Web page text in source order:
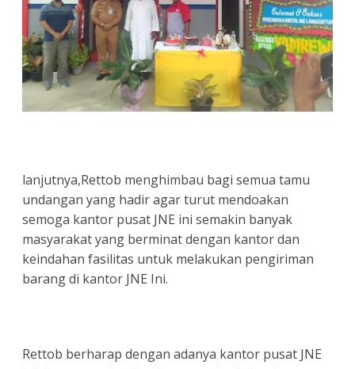
lanjutnya,Rettob menghimbau bagi semua tamu
undangan yang hadir agar turut mendoakan
semoga kantor pusat JNE ini semakin banyak
masyarakat yang berminat dengan kantor dan
keindahan fasilitas untuk melakukan pengiriman
barang di kantor JNE Ini.
Rettob berharap dengan adanya kantor pusat JNE